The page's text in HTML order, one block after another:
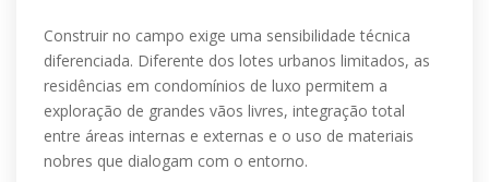
Construir no campo exige uma sensibilidade técnica
diferenciada. Diferente dos lotes urbanos limitados, as
residências em condomínios de luxo permitem a
exploração de grandes vãos livres, integração total
entre áreas internas e externas e o uso de materiais
nobres que dialogam com o entorno.